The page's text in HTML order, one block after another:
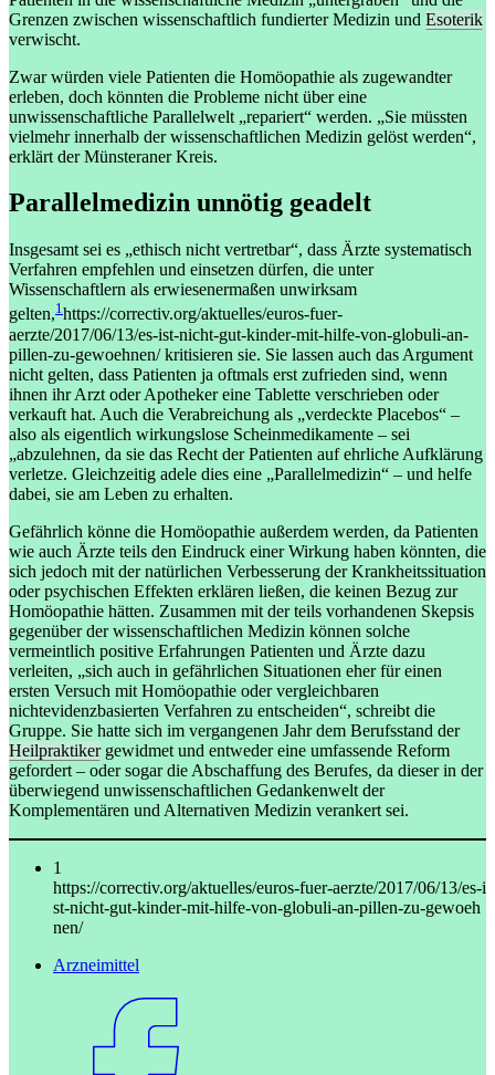
Grenzen zwischen wissenschaftlich fundierter Medizin und Esoterik
verwischt.
Zwar würden viele Patienten die Homöopathie als zugewandter
erleben, doch könnten die Probleme nicht über eine
unwissenschaftliche Parallelwelt „repariert“ werden. „Sie müssten
vielmehr innerhalb der wissenschaftlichen Medizin gelöst werden“,
erklärt der Münsteraner Kreis.
Parallelmedizin unnötig geadelt
Insgesamt sei es „ethisch nicht vertretbar“, dass Ärzte systematisch
Verfahren empfehlen und einsetzen dürfen, die unter
Wissenschaftlern als erwiesenermaßen unwirksam
gelten,1https://correctiv.org/aktuelles/euros-fuer-
aerzte/2017/06/13/es-ist-nicht-gut-kinder-mit-hilfe-von-globuli-an-
pillen-zu-gewoehnen/kritisieren sie. Sie lassen auch das Argument
nicht gelten, dass Patienten ja oftmals erst zufrieden sind, wenn
ihnen ihr Arzt oder Apotheker eine Tablette verschrieben oder
verkauft hat. Auch die Verabreichung als „verdeckte Placebos“ –
also als eigentlich wirkungslose Scheinmedikamente – sei
„abzulehnen, da sie das Recht der Patienten auf ehrliche Aufklärung
verletze. Gleichzeitig adele dies eine „Parallelmedizin“ – und helfe
dabei, sie am Leben zu erhalten.
Gefährlich könne die Homöopathie außerdem werden, da Patienten
wie auch Ärzte teils den Eindruck einer Wirkung haben könnten, die
sich jedoch mit der natürlichen Verbesserung der Krankheitssituation
oder psychischen Effekten erklären ließen, die keinen Bezug zur
Homöopathie hätten. Zusammen mit der teils vorhandenen Skepsis
gegenüber der wissenschaftlichen Medizin können solche
vermeintlich positive Erfahrungen Patienten und Ärzte dazu
verleiten, „sich auch in gefährlichen Situationen eher für einen
ersten Versuch mit Homöopathie oder vergleichbaren
nichtevidenzbasierten Verfahren zu entscheiden“, schreibt die
Gruppe. Sie hatte sich im vergangenen Jahr dem Berufsstand der
Heilpraktikergewidmet und entweder eine umfassende Reform
gefordert – oder sogar die Abschaffung des Berufes, da dieser in der
überwiegend unwissenschaftlichen Gedankenwelt der
Komplementären und Alternativen Medizin verankert sei.
1
https://correctiv.org/aktuelles/euros-fuer-aerzte/2017/06/13/es-i
st-nicht-gut-kinder-mit-hilfe-von-globuli-an-pillen-zu-gewoeh
nen/
Arzneimittel